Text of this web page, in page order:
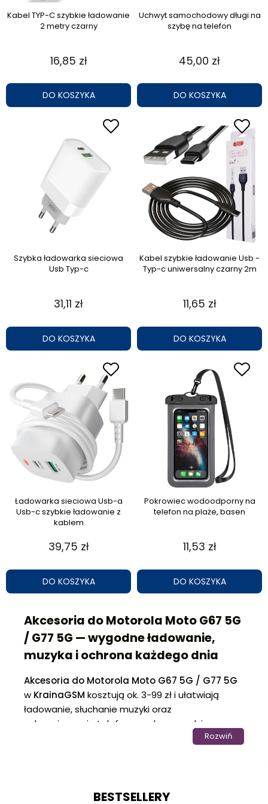
Kabel TYP-C szybkie ładowanie
2 metry czarny
16,85 zł
DO KOSZYKA
Uchwyt samochodowy długi na
szybę na telefon
45,00 zł
DO KOSZYKA
Szybka ładowarka sieciowa
Usb Typ-c
31,11 zł
DO KOSZYKA
Kabel szybkie ładowanie Usb -
Typ-c uniwersalny czarny 2m
11,65 zł
DO KOSZYKA
Ładowarka sieciowa Usb-a
Usb-c szybkie ładowanie z
kablem
39,75 zł
DO KOSZYKA
Pokrowiec wodoodporny na
telefon na plaże, basen
11,53 zł
DO KOSZYKA
Akcesoria do Motorola Moto G67 5G
/ G77 5G — wygodne ładowanie,
muzyka i ochrona każdego dnia
Akcesoria do Motorola Moto G67 5G / G77 5G
w KrainaGSM kosztują ok. 3-99 zł i ułatwiają
ładowanie, słuchanie muzyki oraz
zabezpieczenie telefonu podczas codziennego
użytkowania. Kategoria sprawdza się u osób
Akcesoria do Motorola Moto G67 5G
Rozwiń
BESTSELLERY